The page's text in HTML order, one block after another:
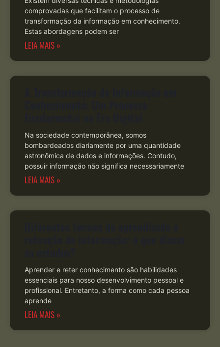
comprovadas que facilitam o processo de
transformação da informação em conhecimento.
Estas abordagens podem ser
LEIA MAIS »
Na sociedade contemporânea, somos
bombardeados diariamente por uma quantidade
astronômica de dados e informações. Contudo,
possuir informação não significa necessariamente
LEIA MAIS »
Aprender e reter conhecimento são habilidades
essenciais para nosso desenvolvimento pessoal e
profissional. Entretanto, a forma como cada pessoa
aprende
LEIA MAIS »